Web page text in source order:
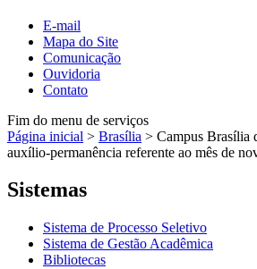
E-mail
Mapa do Site
Comunicação
Ouvidoria
Contato
Fim do menu de serviços
Página inicial > Brasília > Campus Brasília
auxílio-permanência referente ao mês de
Sistemas
Sistema de Processo Seletivo
Sistema de Gestão Acadêmica
Bibliotecas